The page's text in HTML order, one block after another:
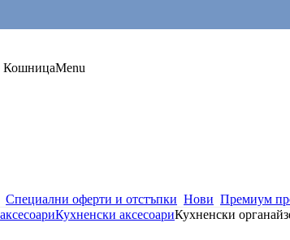
КошницаMenu
Специални оферти и отстъпки Нови Премиум
Кухненски аксесоариКухненски